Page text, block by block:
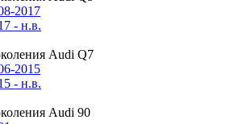
2017
- н.в.
Audi Q7
2015
- н.в.
Audi 90